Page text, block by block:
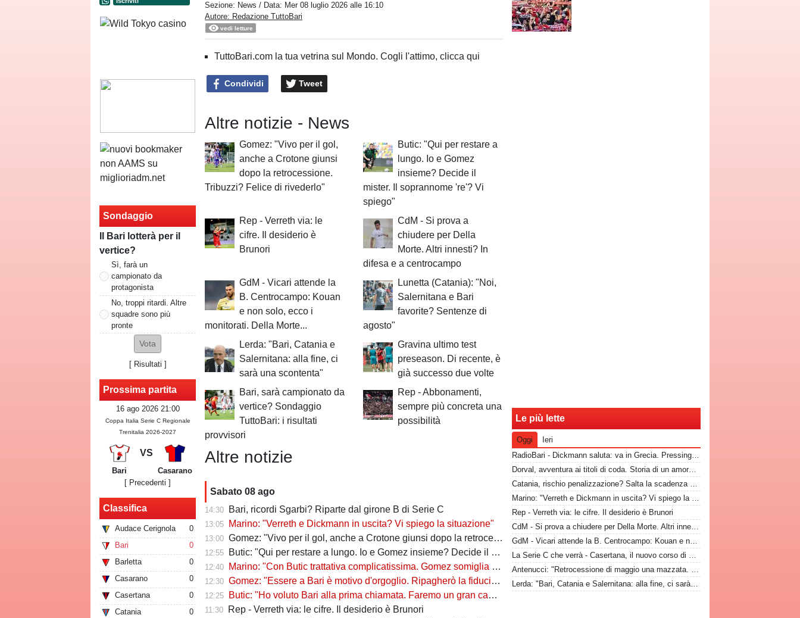
Sondaggio
Il Bari lotterà per il
vertice?
Sì, farà un
campionato da
protagonista
No, troppi ritardi. Altre
squadre sono più
pronte
[ Risultati ]
Prossima partita
16 ago 2026 21:00
Coppa Italia Serie C Regionale
Trenitalia 2026-2027
VS
Bari
Casarano
[ Precedenti ]
Classifica
Audace Cerignola
0
Bari
0
Barletta
0
Casarano
0
Casertana
0
Catania
0
Sezione: News / Data: Mer 08 luglio 2026 alle 16:10
Autore: Redazione TuttoBari
vedi letture
TuttoBari.com la tua vetrina sul Mondo. Cogli l'attimo, clicca qui
Condividi Tweet
Altre notizie - News
Gomez: "Vivo per il gol,
anche a Crotone giunsi
dopo la retrocessione.
Tribuzzi? Felice di rivederlo"
Butic: "Qui per restare a
lungo. Io e Gomez
insieme? Decide il
mister. Il soprannome 're'? Vi
spiego"
Rep - Verreth via: le
cifre. Il desiderio è
Brunori
CdM - Si prova a
chiudere per Della
Morte. Altri innesti? In
difesa e a centrocampo
GdM - Vicari attende la
B. Centrocampo: Kouan
e non solo, ecco i
monitorati. Della Morte...
Lunetta (Catania): "Noi,
Salernitana e Bari
favorite? Sentenze di
agosto"
Lerda: "Bari, Catania e
Salernitana: alla fine, ci
sarà una scontenta"
Gravina ultimo test
preseason. Di recente, è
già successo due volte
Bari, sarà campionato da
vertice? Sondaggio
TuttoBari: i risultati
provvisori
Rep - Abbonamenti,
sempre più concreta una
possibilità
Altre notizie
Sabato 08 ago
14:30 Bari, ricordi Sgarbi? Riparte dal girone B di Serie C
13:05 Marino: "Verreth e Dickmann in uscita? Vi spiego la situazione"
13:00 Gomez: "Vivo per il gol, anche a Crotone giunsi dopo la retrocessione. Tribuzzi? Felice di rivederlo"
12:55 Butic: "Qui per restare a lungo. Io e Gomez insieme? Decide il mister. Il soprannome 're'? Vi spiego"
12:40 Marino: "Con Butic trattativa complicatissima. Gomez somiglia al Papu"
12:30 Gomez: "Essere a Bari è motivo d'orgoglio. Ripagherò la fiducia che mi è stata data"
12:25 Butic: "Ho voluto Bari alla prima chiamata. Faremo un gran campionato, daremo tutto"
11:30 Rep - Verreth via: le cifre. Il desiderio è Brunori
Le più lette
Oggi
Ieri
RadioBari - Dickmann saluta: va in Grecia. Pressing Catanzaro per Dorval, Vicari piace ad una pugliese
Dorval, avventura ai titoli di coda. Storia di un amore finito tempo fa
Catania, rischio penalizzazione? Salta la scadenza per la presentazione di fideiussione aggiuntiva
Marino: "Verreth e Dickmann in uscita? Vi spiego la situazione"
Rep - Verreth via: le cifre. Il desiderio è Brunori
CdM - Si prova a chiudere per Della Morte. Altri innesti? In difesa e a centrocampo
GdM - Vicari attende la B. Centrocampo: Kouan e non solo, ecco i monitorati. Della Morte...
La Serie C che verrà - Casertana, il nuovo corso di Espinal per un'altra stagione da protagonista
Antenucci: "Retrocessione di maggio una mazzata. L'addio? Non mi sono sentito voluto. Io, Di Cesare e Bianco, la nuova idea"
Lerda: "Bari, Catania e Salernitana: alla fine, ci sarà una scontenta"